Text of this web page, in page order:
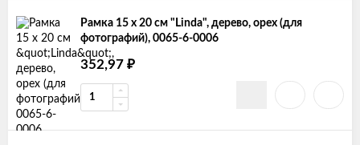
Рамка 15 х 20 см "Linda", дерево, орех (для
фотографий), 0065-6-0006
352,97 ₽